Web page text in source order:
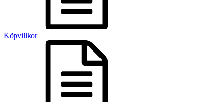
Köpvillkor